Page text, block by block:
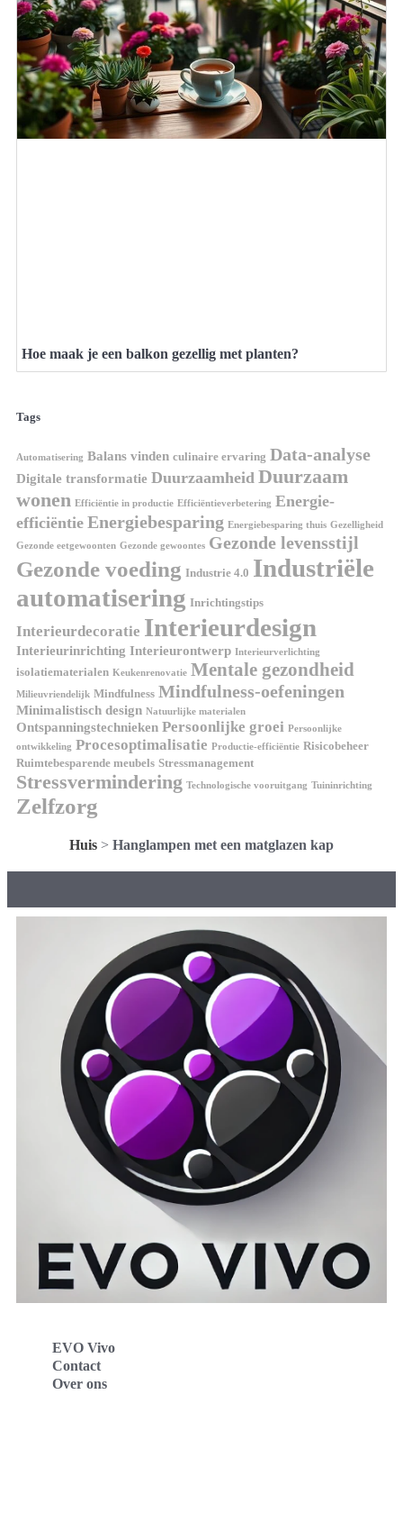
Hoe maak je een balkon gezellig met planten?
Tags
Automatisering Balans vinden culinaire ervaring Data-analyse
Digitale transformatie Duurzaamheid Duurzaam
wonen Efficiëntie in productie Efficiëntieverbetering Energie-
efficiëntie Energiebesparing Energiebesparing thuis Gezelligheid
Gezonde eetgewoonten Gezonde gewoontes Gezonde levensstijl
Gezonde voeding Industrie 4.0 Industriële
automatisering Inrichtingstips
Interieurdecoratie Interieurdesign
Interieurinrichting Interieurontwerp Interieurverlichting
isolatiematerialen Keukenrenovatie Mentale gezondheid
Milieuvriendelijk Mindfulness Mindfulness-oefeningen
Minimalistisch design Natuurlijke materialen
Ontspanningstechnieken Persoonlijke groei Persoonlijke
ontwikkeling Procesoptimalisatie Productie-efficiëntie Risicobeheer
Ruimtebesparende meubels Stressmanagement
Stressvermindering Technologische vooruitgang Tuininrichting
Zelfzorg
Huis > Hanglampen met een matglazen kap
EVO Vivo
Contact
Over ons